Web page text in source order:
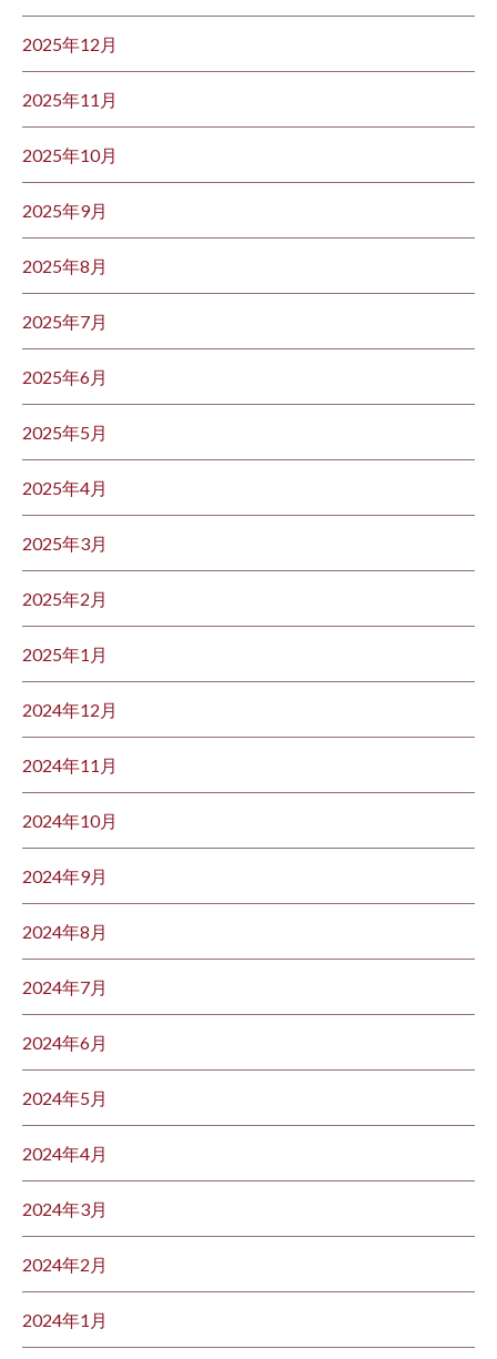
2025年12月
2025年11月
2025年10月
2025年9月
2025年8月
2025年7月
2025年6月
2025年5月
2025年4月
2025年3月
2025年2月
2025年1月
2024年12月
2024年11月
2024年10月
2024年9月
2024年8月
2024年7月
2024年6月
2024年5月
2024年4月
2024年3月
2024年2月
2024年1月